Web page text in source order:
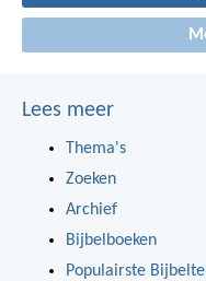
Lees meer
Thema's
Zoeken
Archief
Bijbelboeken
Populairste